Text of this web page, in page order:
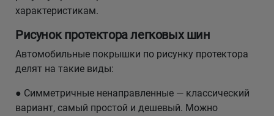
характеристикам.
Рисунок протектора легковых шин
Автомобильные покрышки по рисунку протектора
делят на такие виды:
● Симметричные ненаправленные — классический
вариант, самый простой и дешевый. Можно